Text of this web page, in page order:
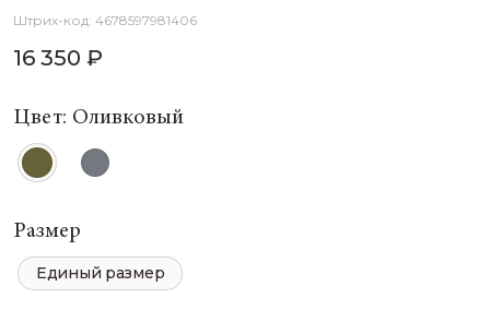
4678597981406
16 350 ₽
Цвет: Оливковый
Размер
Единый размер